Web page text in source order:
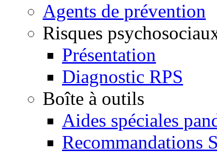
Agents de prévention
Risques
Présentation
Diagnostic RPS
Boîte à outils
Aides spéciales
Recommandations